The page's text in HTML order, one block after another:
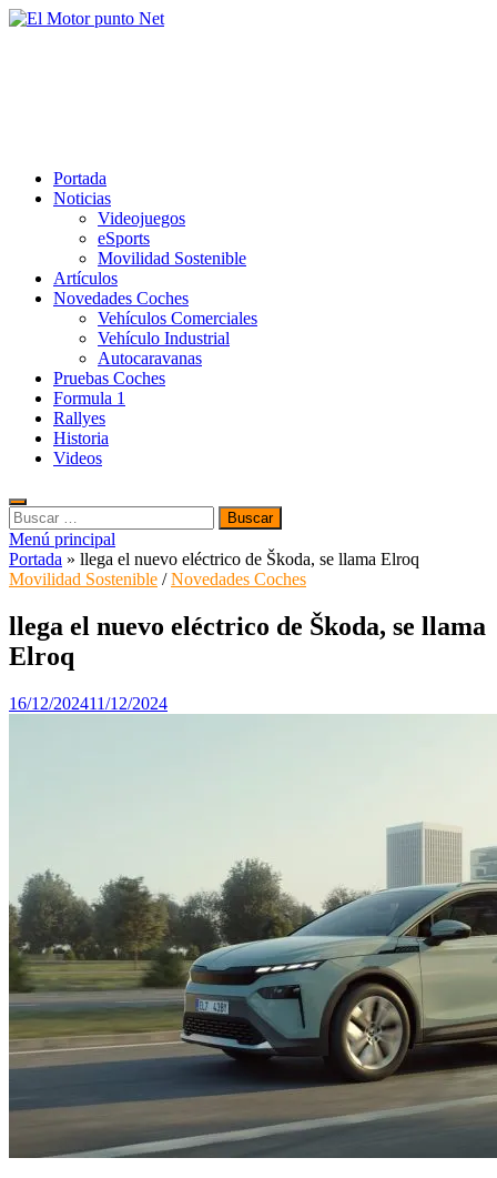
Saltar
Portada
Noticias
Videojuegos
eSports
Movilidad Sostenible
Artículos
Novedades Coches
Vehículos Comerciales
Vehículo Industrial
Autocaravanas
Pruebas Coches
Formula 1
Rallyes
Historia
Videos
Buscar:
Menú principal
Portada » llega el nuevo eléctrico de Škoda, se llama Elroq
Movilidad Sostenible /Novedades Coches
llega el nuevo eléctrico de Škoda, se llama
Elroq
16/12/202411/12/2024